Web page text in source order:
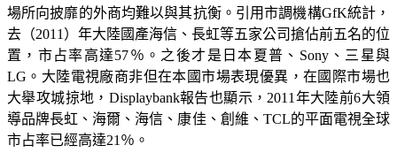
場所向披靡的外商均難以與其抗衡。引用市調機構GfK統計，
去（2011）年大陸國產海信、長虹等五家公司搶佔前五名的位
置，市占率高達57％。之後才是日本夏普、Sony、三星與
LG。大陸電視廠商非但在本國市場表現優異，在國際市場也
大舉攻城掠地，Displaybank報告也顯示，2011年大陸前6大領
導品牌長虹、海爾、海信、康佳、創維、TCL的平面電視全球
市占率已經高達21％。